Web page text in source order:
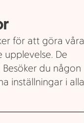
gör
om du planerar
för att göra våra
De
du någon
inställningar i alla